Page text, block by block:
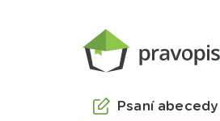
Psaní abecedy